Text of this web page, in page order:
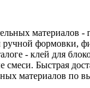
материалов
формовки,
- клей для
смеси. Быстрая
материалов по